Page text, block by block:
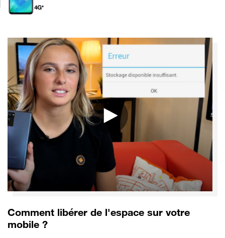
Comment libérer de l'espace sur votre
mobile ?